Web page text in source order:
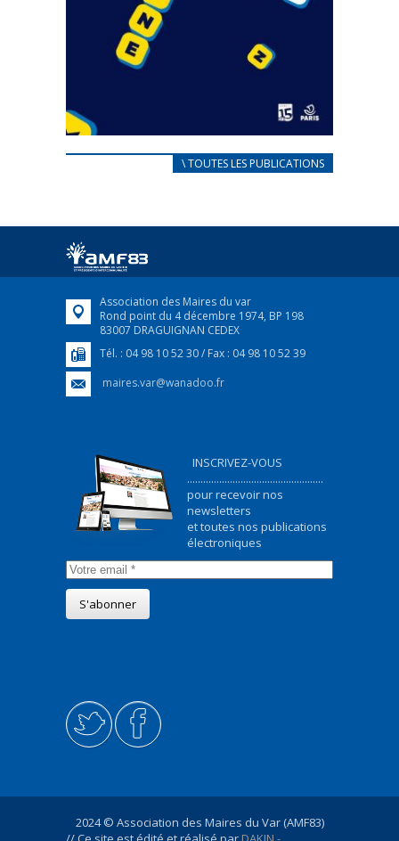
CARNET D’ACCUEIL
Afin d’accompagner au mieux les réfugiés
FEUILLETER
\ TOUTES LES PUBLICATIONS
Association des Maires du var
Rond point du 4 décembre 1974, BP 198
83007 DRAGUIGNAN CEDEX
Tél. : 04 98 10 52 30 / Fax : 04 98 10 52 39
maires.var@wanadoo.fr
INSCRIVEZ-VOUS
...................................................
pour recevoir nos
newsletters
et toutes nos publications
électroniques
2024 © Association des Maires du Var (AMF83)